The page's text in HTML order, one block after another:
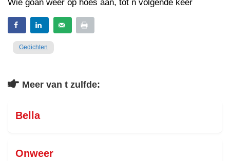
Wie goan weer op hoes aan, tot n volgende keer
Gedichten
Meer van t zulfde:
Bella
Onweer